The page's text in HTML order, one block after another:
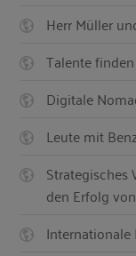
Herr Müller
Talente
Digitale
Leute mit
den Erfolg
Internationale